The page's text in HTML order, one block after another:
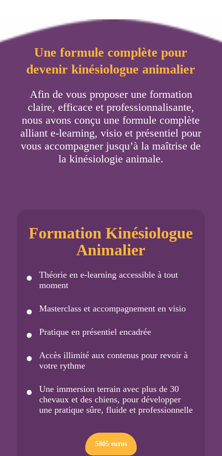
Une formule complète pour
devenir kinésiologue animalier
Afin de vous proposer une formation
claire, efficace et professionnalisante,
nous avons conçu une formule complète
alliant e-learning, visio et présentiel pour
vous accompagner jusqu’à la maîtrise de
la kinésiologie animale.
Formation Kinésiologue
Animalier
Théorie en e-learning accessible à tout
moment
Masterclass et accompagnement en visio
Pratique en présentiel encadrée
Accès illimité aux contenus pour revoir à
votre rythme
Une immersion terrain avec plus de 30
chevaux et des chiens, pour développer
une pratique sûre, fluide et professionnelle
5805 euros